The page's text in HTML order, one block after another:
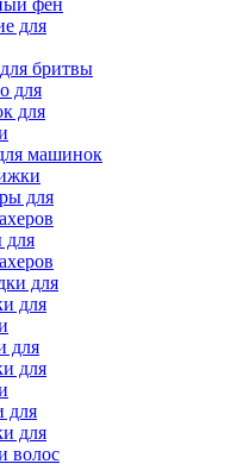
фен
бритвы
машинок
для
для
для